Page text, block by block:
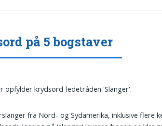
på 5 bogstaver
opfylder krydsord-ledetråden 'Slanger'.
fra Nord- og Sydamerika, inklusive flere